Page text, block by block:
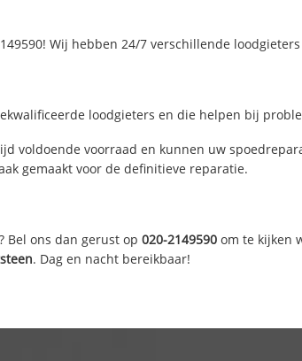
Wij hebben 24/7 verschillende
loodgieters en die helpen bij
voldoende voorraad en kunnen uw
gemaakt voor de definitieve reparatie.
Bel ons dan gerust op020-2149590 om te kijken
. Dag en nacht bereikbaar!